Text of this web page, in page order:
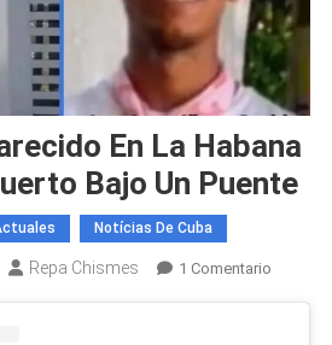
En La Habana
Bajo Un Puente
Notícias De Cuba
Repa Chismes 1 ComentarioEn